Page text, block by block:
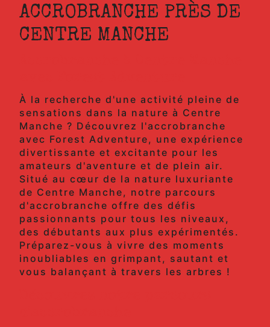
ACCROBRANCHE PRÈS DE
CENTRE MANCHE
À la recherche d'une activité pleine de
sensations dans la nature à Centre
Manche ? Découvrez l'accrobranche
avec Forest Adventure, une expérience
divertissante et excitante pour les
amateurs d'aventure et de plein air.
Situé au cœur de la nature luxuriante
de Centre Manche, notre parcours
d'accrobranche offre des défis
passionnants pour tous les niveaux,
des débutants aux plus expérimentés.
Préparez-vous à vivre des moments
inoubliables en grimpant, sautant et
vous balançant à travers les arbres !